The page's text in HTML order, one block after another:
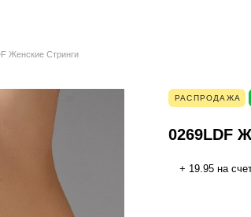
Женские Стринги
РАСПРОДАЖА
0269LDF
+ 19.95 на